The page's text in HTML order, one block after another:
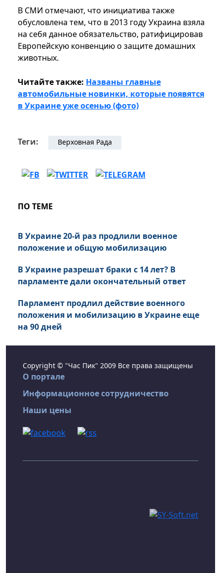
В СМИ отмечают, что инициатива также
обусловлена тем, что в 2013 году Украина взяла
на себя данное обязательство, ратифицировав
Европейскую конвенцию о защите домашних
животных.
Читайте также: Названы главные
автомобильные новинки, которые появятся
в Украине уже осенью (фото)
Теги: Верховная Рада
ПО ТЕМЕ
В Украине 20-й раз продлили военное
положение и общую мобилизацию
В Украине разрешат браки с 14 лет? В
парламенте дали окончательный ответ
Парламент продлил действие военного
положения и мобилизацию в Украине еще
на 90 дней
Copyright © "Час Пик" 2009 Все права защищены
О портале
Информационное сотрудничество
Наши цены